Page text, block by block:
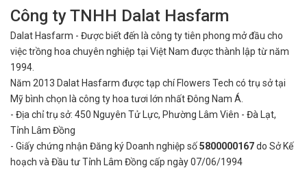
Công ty TNHH Dalat Hasfarm
Dalat Hasfarm - Được biết đến là công ty tiên phong mở đầu cho
việctrồng hoa chuyên nghiệp tại Việt Nam được thành lập từ năm
1994.
Năm 2013 Dalat Hasfarm được tạp chí Flowers Tech có trụ sở tại
Mỹ bình chọn là công ty hoa tươi lớn nhất Đông Nam Á.
- Địa chỉ trụ sở: 450 Nguyên Tử Lực, Phường Lâm Viên - Đà Lạt,
Tỉnh Lâm Đồng
- Giấy chứng nhận Đăng ký Doanh nghiệp số5800000167do Sở Kế
hoạch và Đầu tư Tỉnh Lâm Đồng cấp ngày 07/06/1994